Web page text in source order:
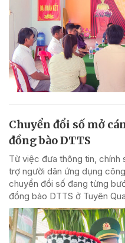
Chuyển đổi số mở
đồng bào DTTS
Từ việc đưa thông tin, chính
trợ người dân ứng dụng
chuyển đổi số đang từng
đồng bào DTTS ở Tuyên